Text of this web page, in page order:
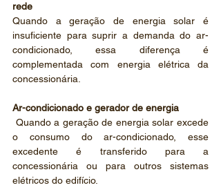
rede
Quando a geração de energia solar é
insuficiente para suprir a demanda do ar-
condicionado, essa diferença é
complementada com energia elétrica da
concessionária.
Ar-condicionado e gerador de energia
o consumo do ar-condicionado, esse
excedente é transferido para a
concessionária ou para outros sistemas
elétricos do edifício.